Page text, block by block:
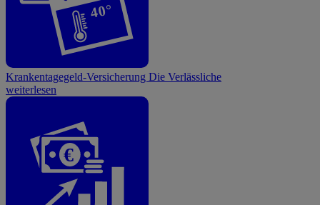
40°
Krankentagegeld-Versicherung Die Verlässliche
weiterlesen
€